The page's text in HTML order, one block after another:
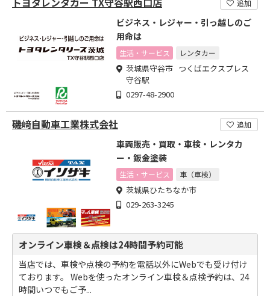
追加
ビジネス・レジャー・引っ越しのご
用命は
生活・サービス レンタカー
茨城県守谷市 つくばエクスプレス
守谷駅
0297-48-2900
磯﨑自動車工業株式会社 追加
車両販売・買取・車検・レンタカ
ー・鈑金塗装
生活・サービス 車（車検）
茨城県ひたちなか市
029-263-3245
オンライン車検＆点検は24時間予約可能
当店では、車検や点検の予約を電話以外にWebでも受け付け
ております。 Webを使ったオンライン車検＆点検予約は、24
時間いつでもご予...